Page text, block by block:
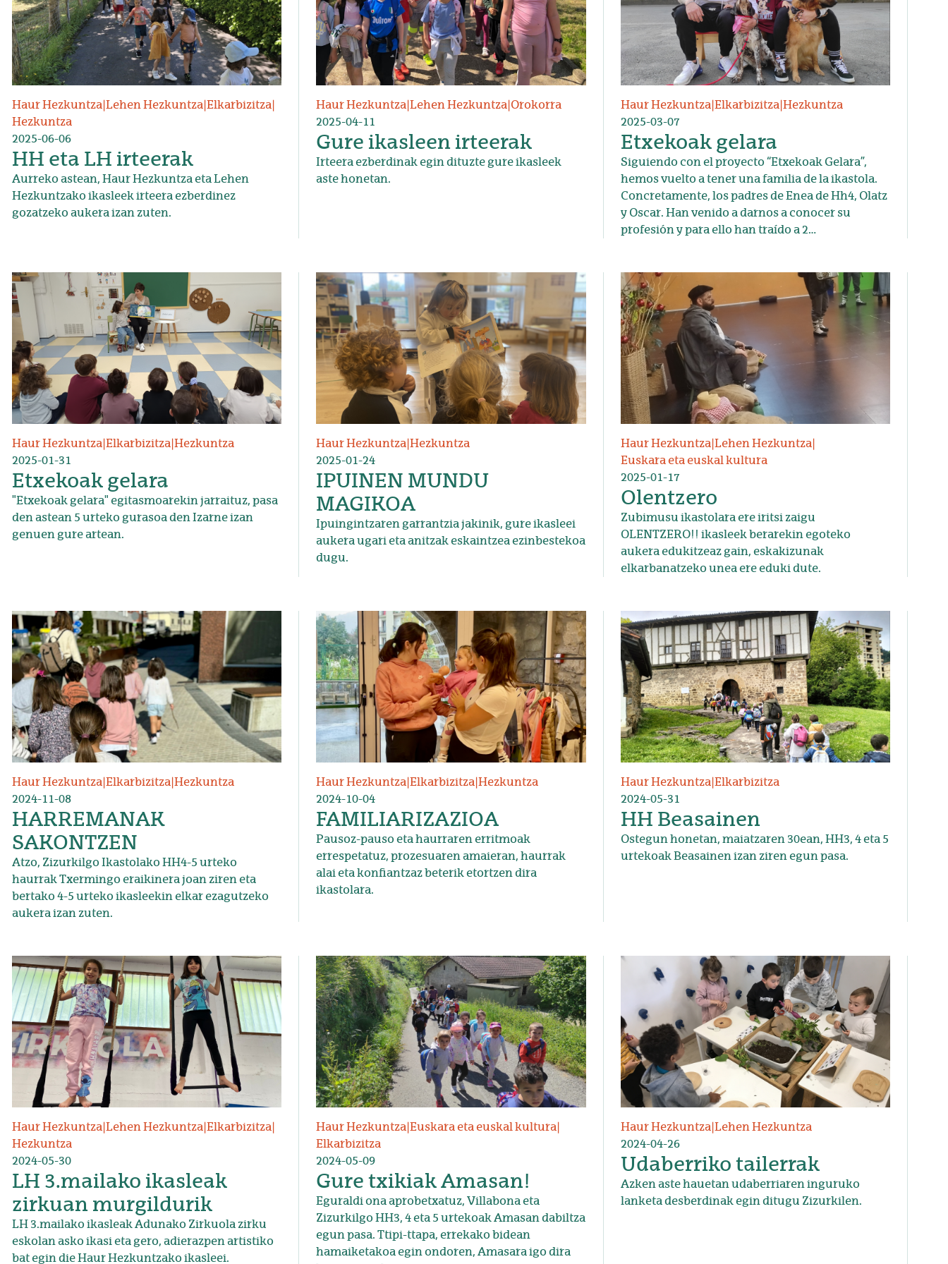
Haur Hezkuntza|Lehen Hezkuntza|Elkarbizitza|
Hezkuntza
2025-06-06
HH eta LH irteerak
Aurreko astean, Haur Hezkuntza eta Lehen
Hezkuntzako ikasleek irteera ezberdinez
gozatzeko aukera izan zuten.
Haur Hezkuntza|Lehen Hezkuntza|Orokorra
2025-04-11
Gure ikasleen irteerak
Irteera ezberdinak egin dituzte gure ikasleek
aste honetan.
Haur Hezkuntza|Elkarbizitza|Hezkuntza
2025-03-07
Etxekoak gelara
Siguiendo con el proyecto “Etxekoak Gelara”,
hemos vuelto a tener una familia de la ikastola.
Concretamente, los padres de Enea de Hh4, Olatz
y Oscar. Han venido a darnos a conocer su
profesión y para ello han traído a 2…
Irudia
Haur Hezkuntza|Elkarbizitza|Hezkuntza
2025-01-31
Etxekoak gelara
"Etxekoak gelara" egitasmoarekin jarraituz, pasa
den astean 5 urteko gurasoa den Izarne izan
genuen gure artean.
Irudia
Haur Hezkuntza|Hezkuntza
2025-01-24
IPUINEN MUNDU
MAGIKOA
Ipuingintzaren garrantzia jakinik, gure ikasleei
aukera ugari eta anitzak eskaintzea ezinbestekoa
dugu.
Irudia
Haur Hezkuntza|Lehen Hezkuntza|
Euskara eta euskal kultura
2025-01-17
Olentzero
Zubimusu ikastolara ere iritsi zaigu
OLENTZERO!! ikasleek berarekin egoteko
aukera edukitzeaz gain, eskakizunak
elkarbanatzeko unea ere eduki dute.
Irudia
Haur Hezkuntza|Elkarbizitza|Hezkuntza
2024-11-08
HARREMANAK
SAKONTZEN
Atzo, Zizurkilgo Ikastolako HH4-5 urteko
haurrak Txermingo eraikinera joan ziren eta
bertako 4-5 urteko ikasleekin elkar ezagutzeko
aukera izan zuten.
Irudia
Haur Hezkuntza|Elkarbizitza|Hezkuntza
2024-10-04
FAMILIARIZAZIOA
Pausoz-pauso eta haurraren erritmoak
errespetatuz, prozesuaren amaieran, haurrak
alai eta konfiantzaz beterik etortzen dira
ikastolara.
Irudia
Haur Hezkuntza|Elkarbizitza
2024-05-31
HH Beasainen
Ostegun honetan, maiatzaren 30ean, HH3, 4 eta 5
urtekoak Beasainen izan ziren egun pasa.
Irudia
Haur Hezkuntza|Lehen Hezkuntza|Elkarbizitza|
Hezkuntza
2024-05-30
LH 3.mailako ikasleak
zirkuan murgildurik
LH 3.mailako ikasleak Adunako Zirkuola zirku
eskolan asko ikasi eta gero, adierazpen artistiko
bat egin die Haur Hezkuntzako ikasleei.
Irudia
Haur Hezkuntza|Euskara eta euskal kultura|
Elkarbizitza
2024-05-09
Gure txikiak Amasan!
Eguraldi ona aprobetxatuz, Villabona eta
Zizurkilgo HH3, 4 eta 5 urtekoak Amasan dabiltza
egun pasa. Ttipi-ttapa, errekako bidean
hamaiketakoa egin ondoren, Amasara igo dira
Irudia
Haur Hezkuntza|Lehen Hezkuntza
2024-04-26
Udaberriko tailerrak
Azken aste hauetan udaberriaren inguruko
lanketa desberdinak egin ditugu Zizurkilen.